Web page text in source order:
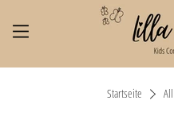
Startseite All